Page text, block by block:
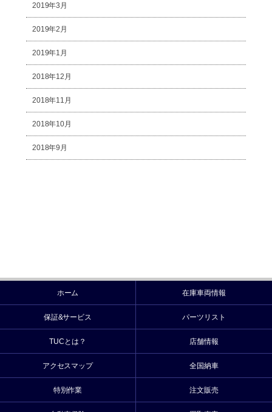
2019年3月
2019年2月
2019年1月
2018年12月
2018年11月
2018年10月
2018年9月
ホーム 在庫車両情報
保証&サービス パーツリスト
TUCとは？ 店舗情報
アクセスマップ 全国納車
特別作業 注文販売